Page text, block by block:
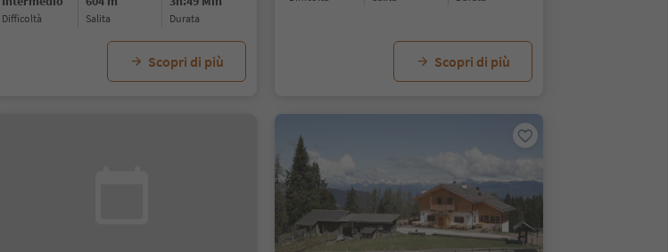
Difficoltà Salita durata
Scopri di più Scopri di più